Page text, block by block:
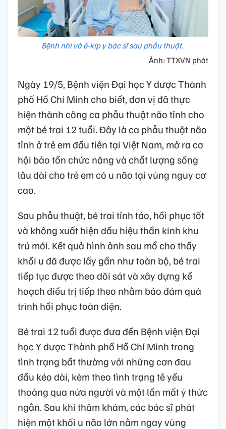
Bệnh nhi và ê-kíp y bác sĩ sau phẫu thuật.
Ảnh: TTXVN phát
Ngày 19/5, Bệnh viện Đại học Y dược Thành
phố Hồ Chí Minh cho biết, đơn vị đã thực
hiện thành công ca phẫu thuật não tỉnh cho
một bé trai 12 tuổi. Đây là ca phẫu thuật não
tỉnh ở trẻ em đầu tiên tại Việt Nam, mở ra cơ
hội bảo tồn chức năng và chất lượng sống
lâu dài cho trẻ em có u não tại vùng nguy cơ
cao.
Sau phẫu thuật, bé trai tỉnh táo, hồi phục tốt
và không xuất hiện dấu hiệu thần kinh khu
trú mới. Kết quả hình ảnh sau mổ cho thấy
khối u đã được lấy gần như toàn bộ, bé trai
tiếp tục được theo dõi sát và xây dựng kế
hoạch điều trị tiếp theo nhằm bảo đảm quá
trình hồi phục toàn diện.
Bé trai 12 tuổi được đưa đến Bệnh viện Đại
học Y dược Thành phố Hồ Chí Minh trong
tình trạng bất thường với những cơn đau
đầu kéo dài, kèm theo tình trạng tê yếu
thoáng qua nửa người và một lần mất ý thức
ngắn. Sau khi thăm khám, các bác sĩ phát
hiện một khối u não lớn nằm ngay vùng